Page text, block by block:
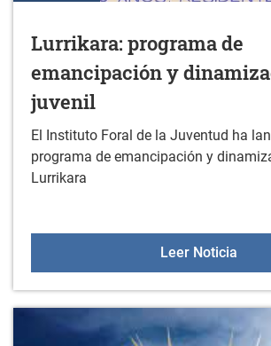
Lurrikara: programa de
emancipación y
juvenil
El Instituto Foral de la Juventud ha
programa de emancipación y
Lurrikara
Leer Noticia